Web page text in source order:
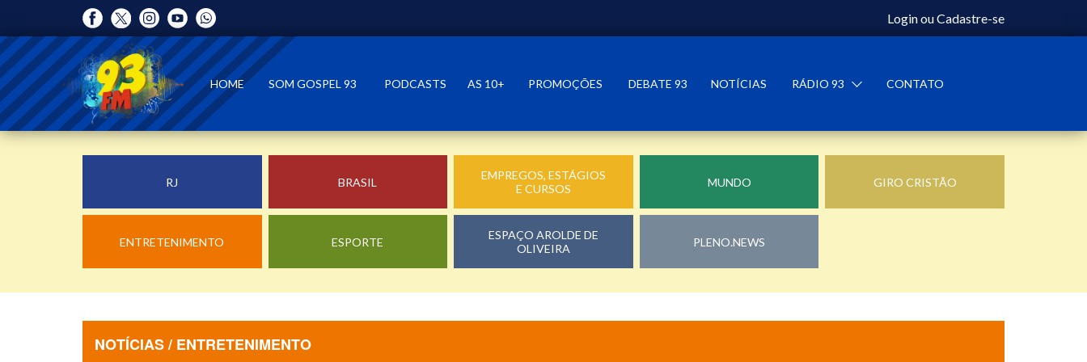
LoginouCadastre-se
HOME SOM GOSPEL 93 PODCASTS AS 10+ PROMOÇÕES DEBATE 93 NOTÍCIAS RÁDIO 93 CONTATO
RJ BRASIL
EMPREGOS, ESTÁGIOS
E CURSOS
MUNDO GIRO CRISTÃO
ENTRETENIMENTO ESPORTE
ESPAÇO AROLDE DE
OLIVEIRA
PLENO.NEWS
NOTÍCIAS / ENTRETENIMENTO